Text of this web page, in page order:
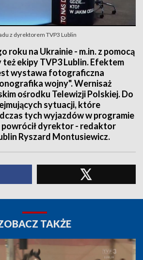
z dyrektorem TVP3 Lublin
roku na Ukrainie - m.in. z pomocą
też ekipy TVP3 Lublin. Efektem
wystawa fotograficzna
wojny". Wernisaż
ośrodku Telewizji Polskiej. Do
sytuacji, które
tych wyjazdów w programie
dyrektor - redaktor
Ryszard Montusiewicz.
TAKŻE